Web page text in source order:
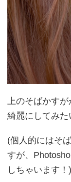
上のそばかす
綺麗にしてみた
(個人的にはそ
すが、
しちゃいます！)